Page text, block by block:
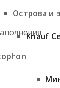
Острова и
Knauf